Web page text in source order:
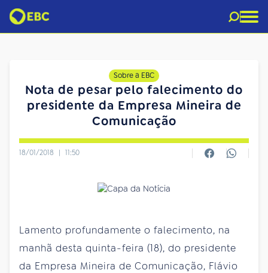
Sobre a EBC
Nota de pesar pelo falecimento do
presidente da Empresa Mineira de
Comunicação
18/01/2018 | 11:50
Lamento profundamente o falecimento, na
manhã desta quinta-feira (18), do presidente
da Empresa Mineira de Comunicação, Flávio